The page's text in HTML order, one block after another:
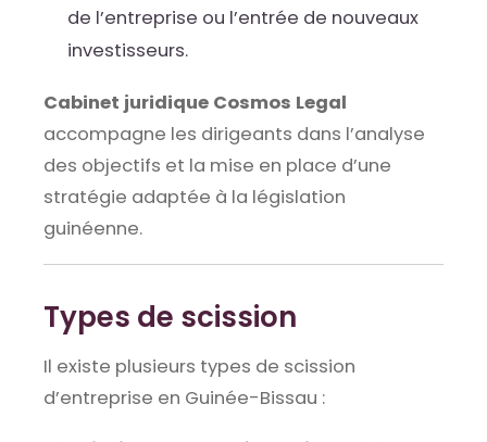
de l’entreprise ou l’entrée de nouveaux
investisseurs.
Cabinet juridique Cosmos Legal
accompagne les dirigeants dans l’analyse
des objectifs et la mise en place d’une
stratégie adaptée à la législation
guinéenne.
Types de scission
Il existe plusieurs types de scission
d’entreprise en Guinée-Bissau :